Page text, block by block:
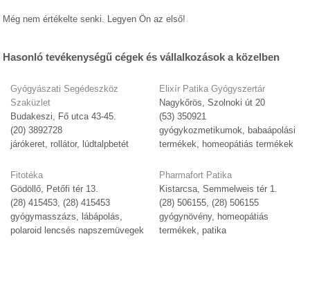
Még nem értékelte senki. Legyen Ön az első!
Hasonló tevékenységű cégek és vállalkozások a közelben
Gyógyászati Segédeszköz
Szaküzlet
Budakeszi, Fő utca 43-45.
(20) 3892728
járókeret, rollátor, lúdtalpbetét
Fitotéka
Gödöllő, Petőfi tér 13.
(28) 415453, (28) 415453
gyógymasszázs, lábápolás,
polaroid lencsés napszemüvegek
Elixír Patika Gyógyszertár
Nagykőrös, Szolnoki út 20
(53) 350921
gyógykozmetikumok, babaápolási
termékek, homeopátiás termékek
Pharmafort Patika
Kistarcsa, Semmelweis tér 1.
(28) 506155, (28) 506155
gyógynövény, homeopátiás
termékek, patika